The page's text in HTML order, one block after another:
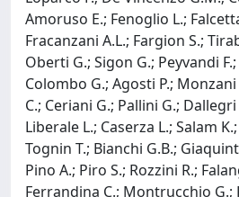
Amoruso E.; Fenoglio L.;
Fracanzani A.L.; Fargion S.;
Oberti G.; Sigon G.; Peyvandi
Colombo G.; Agosti P.; Monzani
C.; Ceriani G.; Pallini G.;
Liberale L.; Caserza L.; Salam
Tognin T.; Bianchi G.B.;
Pino A.; Piro S.; Rozzini R.;
Ferrandina C.; Montrucchio G.;